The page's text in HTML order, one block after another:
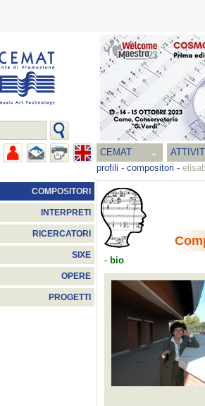
CEMAT
profili - compositori -
COMPOSITORI
INTERPRETI
RICERCATORI
SIXE
OPERE
PROGETTI
- bio